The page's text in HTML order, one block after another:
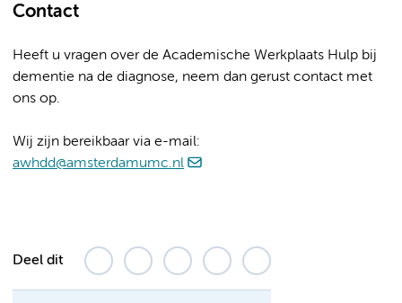
Contact
Heeft u vragen over de Academische Werkplaats Hulp bij
dementie na de diagnose, neem dan gerust contact met
ons op.
Wij zijn bereikbaar via e-mail:
awhdd@amsterdamumc.nl
Deel dit